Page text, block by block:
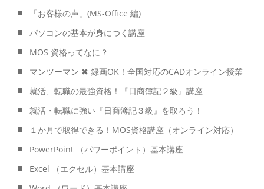
「お客様の声」(MS-Office 編)
パソコンの基本が身につく講座
MOS 資格ってなに？
マンツーマン ✖ 録画OK！全国対応のCADオンライン授業
就活、転職の最強資格！『日商簿記２級』講座
就活・転職に強い『日商簿記３級』を取ろう！
１か月で取得できる！MOS資格講座（オンライン対応）
PowerPoint （パワーポイント）基本講座
Excel （エクセル）基本講座